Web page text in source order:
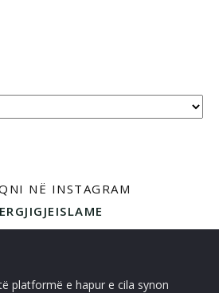
NË INSTAGRAM
platformë e hapur e cila synon